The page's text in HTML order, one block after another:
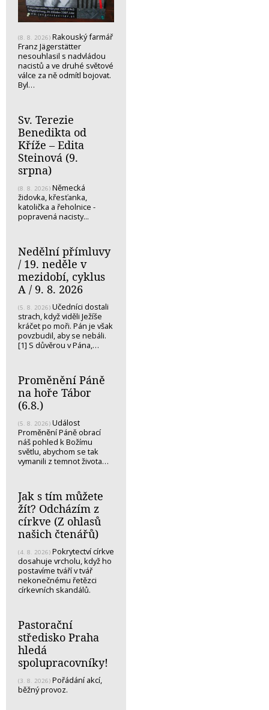
(8. 8. 2026) Rakouský farmář
Franz Jägerstätter
nesouhlasil s nadvládou
nacistů a ve druhé světové
válce za ně odmítl bojovat.
Byl…
Sv. Terezie
Benedikta od
Kříže – Edita
Steinová (9.
srpna)
(8. 8. 2026) Německá
židovka, křesťanka,
katolička a řeholnice -
popravená nacisty...
Nedělní přímluvy
/ 19. neděle v
mezidobí, cyklus
A / 9. 8. 2026
(5. 8. 2026) Učedníci dostali
strach, když viděli Ježíše
kráčet po moři. Pán je však
povzbudil, aby se nebáli.
[1] S důvěrou v Pána,…
Proměnění Páně
na hoře Tábor
(6.8.)
(5. 8. 2026) Událost
Proměnění Páně obrací
náš pohled k Božímu
světlu, abychom se tak
vymanili z temnot života…
Jak s tím můžete
žít? Odcházím z
církve (Z ohlasů
našich čtenářů)
(4. 8. 2026) Pokrytectví církve
dosahuje vrcholu, když ho
postavíme tváří v tvář
nekonečnému řetězci
církevních skandálů.
Pastorační
středisko Praha
hledá
spolupracovníky!
(3. 8. 2026) Pořádání akcí,
běžný provoz.